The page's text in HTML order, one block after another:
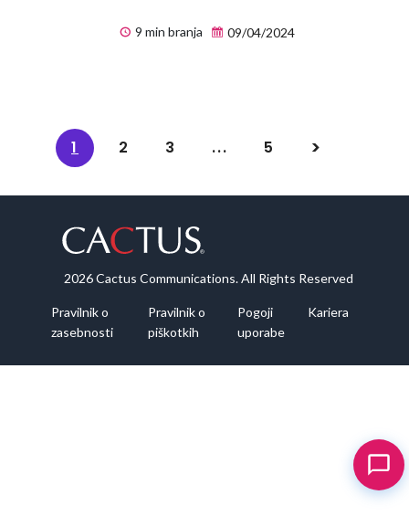
9 min branja 09/04/2024
1 2 3 ... 5
2026 Cactus Communications. All Rights Reserved
Pravilnik o
zasebnosti
Pravilnik o
piškotkih
Pogoji
uporabe
Kariera